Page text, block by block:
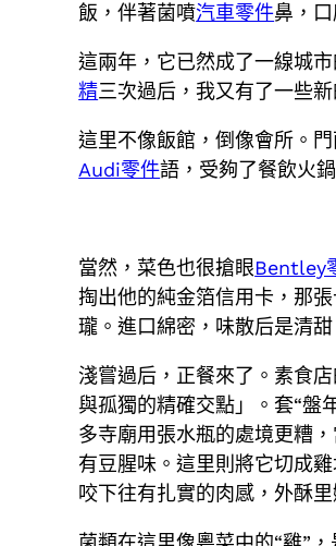
飯，伴著菌噴汽車零件鼻，
這兩年，它已然成了一線城
精三次過后，我又有了一些
這里不像飯館，倒像會所。
Audi零件語，受夠了餐飲火
當然，菜色也很搶眼Bentley
掏出他的純金箔信用卡，那
瓏。進口綿密，味散后是清
淺嘗過后，正餐來了。素食
與孤獨的精確交點」。套“盤
多寺廟用張水瓶的處境更糟
有豆腥味。這里則將它切成
咬下往有扎實的肉感，外酥